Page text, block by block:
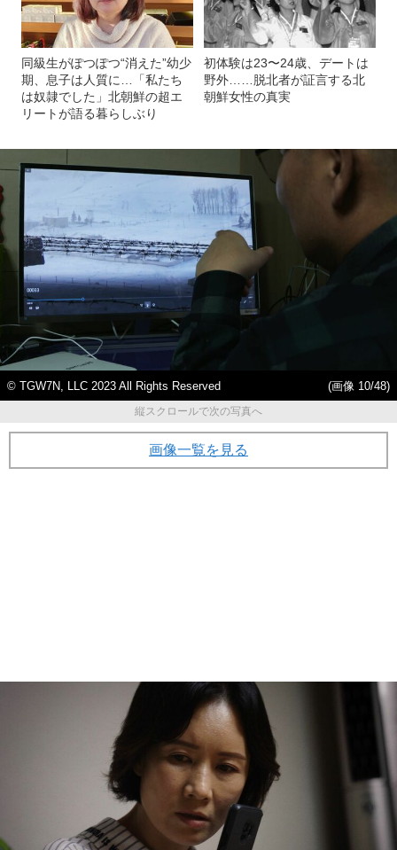
同級生がぽつぽつ“消えた”幼少
期、息子は人質に…「私たち
は奴隷でした」北朝鮮の超エ
リートが語る暮らしぶり
初体験は23〜24歳、デートは
野外……脱北者が証言する北
朝鮮女性の真実
© TGW7N, LLC 2023 All Rights Reserved
(画像 10/48)
縦スクロールで次の写真へ
画像一覧を見る